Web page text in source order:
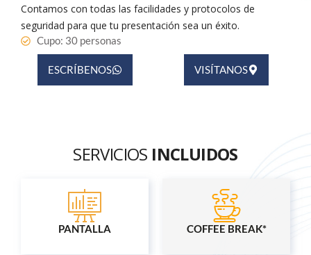
Contamos con todas las facilidades y protocolos de
seguridad para que tu presentación sea un éxito.
Cupo: 30 personas
ESCRÍBENOS VISÍTANOS
SERVICIOS INCLUIDOS
PANTALLA COFFEE BREAK*